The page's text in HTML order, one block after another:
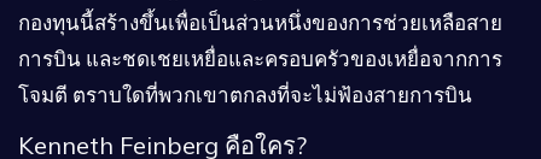
กองทุนนี้สร้างขึ้นเพื่อเป็นส่วนหนึ่งของการช่วยเหลือสาย
การบิน และชดเชยเหยื่อและครอบครัวของเหยื่อจากการ
โจมตี ตราบใดที่พวกเขาตกลงที่จะไม่ฟ้องสายการบิน
Kenneth Feinberg คือใคร?